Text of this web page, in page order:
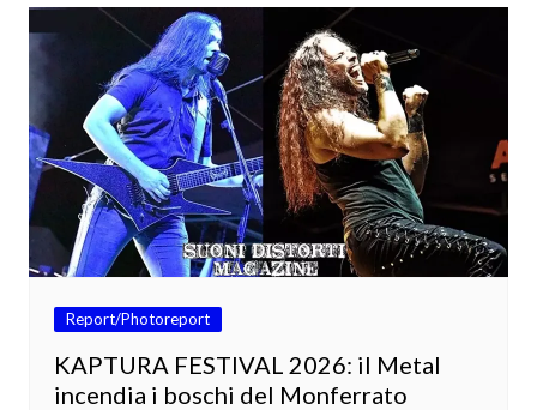
Report/Photoreport
KAPTURA FESTIVAL 2026: il Metal
incendia i boschi del Monferrato